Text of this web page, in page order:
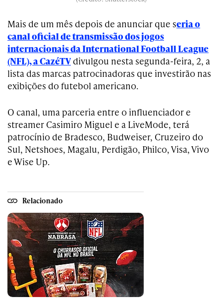
Mais de um mês depois de anunciar que seria o
canal oficial de transmissão dos jogos
internacionais da International Football League
(NFL), a CazéTV divulgou nesta segunda-feira, 2, a
lista das marcas patrocinadoras que investirão nas
exibições do futebol americano.
O canal, uma parceria entre o influenciador e
streamer Casimiro Miguel e a LiveMode, terá
patrocínio de Bradesco, Budweiser, Cruzeiro do
Sul, Netshoes, Magalu, Perdigão, Philco, Visa, Vivo
e Wise Up.
Relacionado